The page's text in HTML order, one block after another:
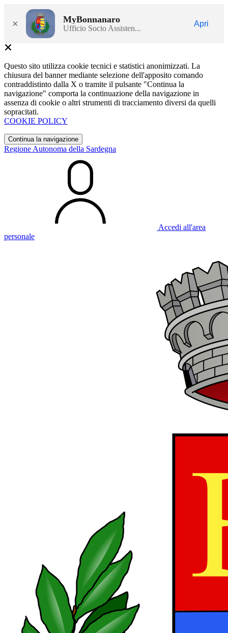
× MyBonnanaro
Ufficio Socio Assisten...
Apri
Questo sito utilizza cookie tecnici e statistici anonimizzati. La
chiusura del banner mediante selezione dell'apposito comando
contraddistinto dalla X o tramite il pulsante "Continua la
navigazione" comporta la continuazione della navigazione in
assenza di cookie o altri strumenti di tracciamento diversi da quelli
sopracitati.
COOKIE POLICY
Continua la navigazione
Regione Autonoma della Sardegna
Accedi all'area
personale